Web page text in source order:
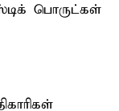
பொருட்கள்